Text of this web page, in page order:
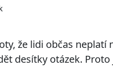
že lidi občas neplatí
desítky otázek. Proto